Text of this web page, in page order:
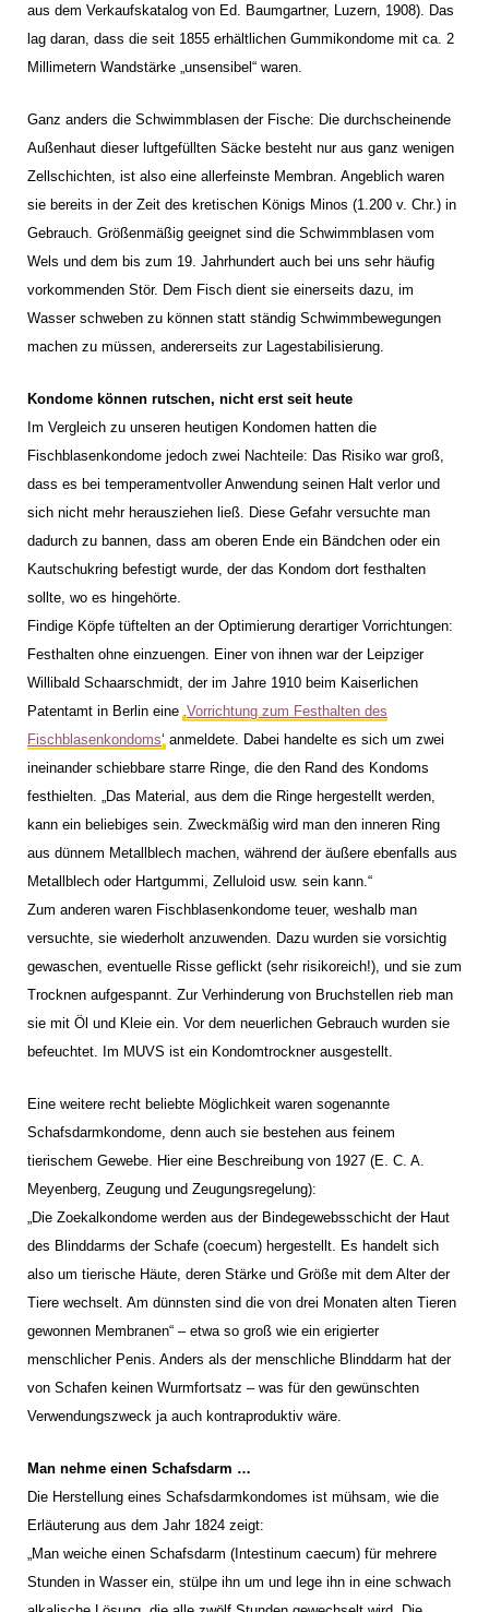
aus dem Verkaufskatalog von Ed. Baumgartner, Luzern, 1908). Das
lag daran, dass die seit 1855 erhältlichen Gummikondome mit ca. 2
Millimetern Wandstärke „unsensibel“ waren.
Ganz anders die Schwimmblasen der Fische: Die durchscheinende
Außenhaut dieser luftgefüllten Säcke besteht nur aus ganz wenigen
Zellschichten, ist also eine allerfeinste Membran. Angeblich waren
sie bereits in der Zeit des kretischen Königs Minos (1.200 v. Chr.) in
Gebrauch. Größenmäßig geeignet sind die Schwimmblasen vom
Wels und dem bis zum 19. Jahrhundert auch bei uns sehr häufig
vorkommenden Stör. Dem Fisch dient sie einerseits dazu, im
Wasser schweben zu können statt ständig Schwimmbewegungen
machen zu müssen, andererseits zur Lagestabilisierung.
Kondome können rutschen, nicht erst seit heute
Im Vergleich zu unseren heutigen Kondomen hatten die
Fischblasenkondome jedoch zwei Nachteile: Das Risiko war groß,
dass es bei temperamentvoller Anwendung seinen Halt verlor und
sich nicht mehr herausziehen ließ. Diese Gefahr versuchte man
dadurch zu bannen, dass am oberen Ende ein Bändchen oder ein
Kautschukring befestigt wurde, der das Kondom dort festhalten
sollte, wo es hingehörte.
Findige Köpfe tüftelten an der Optimierung derartiger Vorrichtungen:
Festhalten ohne einzuengen. Einer von ihnen war der Leipziger
Willibald Schaarschmidt, der im Jahre 1910 beim Kaiserlichen
Patentamt in Berlin eine ‚ Vorrichtung zum Festhalten des
Fischblasenkondoms‘ anmeldete. Dabei handelte es sich um zwei
ineinander schiebbare starre Ringe, die den Rand des Kondoms
festhielten. „Das Material, aus dem die Ringe hergestellt werden,
kann ein beliebiges sein. Zweckmäßig wird man den inneren Ring
aus dünnem Metallblech machen, während der äußere ebenfalls aus
Metallblech oder Hartgummi, Zelluloid usw. sein kann.“
Zum anderen waren Fischblasenkondome teuer, weshalb man
versuchte, sie wiederholt anzuwenden. Dazu wurden sie vorsichtig
gewaschen, eventuelle Risse geflickt (sehr risikoreich!), und sie zum
Trocknen aufgespannt. Zur Verhinderung von Bruchstellen rieb man
sie mit Öl und Kleie ein. Vor dem neuerlichen Gebrauch wurden sie
befeuchtet. Im MUVS ist ein Kondomtrockner ausgestellt.
Eine weitere recht beliebte Möglichkeit waren sogenannte
Schafsdarmkondome, denn auch sie bestehen aus feinem
tierischem Gewebe. Hier eine Beschreibung von 1927 (E. C. A.
Meyenberg, Zeugung und Zeugungsregelung):
„Die Zoekalkondome werden aus der Bindegewebsschicht der Haut
des Blinddarms der Schafe (coecum) hergestellt. Es handelt sich
also um tierische Häute, deren Stärke und Größe mit dem Alter der
Tiere wechselt. Am dünnsten sind die von drei Monaten alten Tieren
gewonnen Membranen“ – etwa so groß wie ein erigierter
menschlicher Penis. Anders als der menschliche Blinddarm hat der
von Schafen keinen Wurmfortsatz – was für den gewünschten
Verwendungszweck ja auch kontraproduktiv wäre.
Man nehme einen Schafsdarm …
Die Herstellung eines Schafsdarmkondomes ist mühsam, wie die
Erläuterung aus dem Jahr 1824 zeigt:
„Man weiche einen Schafsdarm (Intestinum caecum) für mehrere
Stunden in Wasser ein, stülpe ihn um und lege ihn in eine schwach